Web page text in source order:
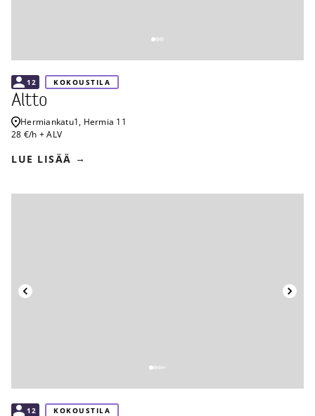
12 KOKOUSTILA
Altto
Hermiankatu1, Hermia 11
28 €/h + ALV
LUE LISÄÄ
12 KOKOUSTILA